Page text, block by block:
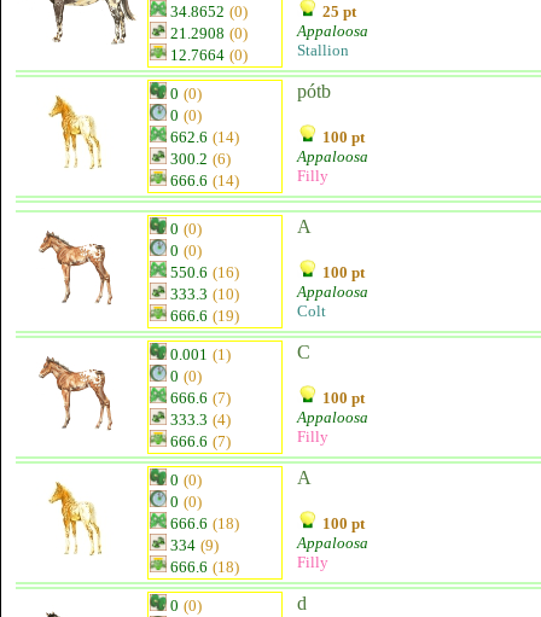
34.8652 (0)
21.2908 (0)
12.7664 (0)
25 pt
Appaloosa
Stallion
0 (0)
0 (0)
662.6 (14)
300.2 (6)
666.6 (14)
pótb
100 pt
Appaloosa
Filly
0 (0)
0 (0)
550.6 (16)
333.3 (10)
666.6 (19)
A
100 pt
Appaloosa
Colt
0.001 (1)
0 (0)
666.6 (7)
333.3 (4)
666.6 (7)
C
100 pt
Appaloosa
Filly
0 (0)
0 (0)
666.6 (18)
334 (9)
666.6 (18)
A
100 pt
Appaloosa
Filly
0 (0)
d